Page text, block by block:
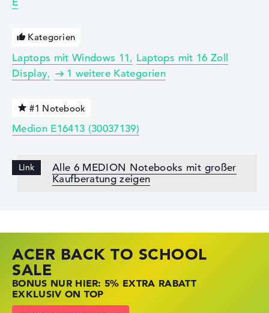
Kategorien
Laptops mit Windows 11
Laptops mit 16 Zoll
Display
1 weitere Kategorien
#1 Notebook
Medion E16413 (30037139)
Alle 6 MEDION Notebooks mit großer
Kaufberatung zeigen
ACER BACK TO SCHOOL
SALE
BONUS NUR HIER: 5% EXTRA RABATT
EXKLUSIV ON TOP
HP STORE SSV DEALS
JETZT ZUGREIFEN: NOTEBOOKS BEI HP
KRÄFTIG REDUZIERT
ZU DEN HP ANGEBOTEN
LENOVO LAPTOP DEALS
NOTEBOOKS BEI LENOVO JETZT
KRÄFTIG REDUZIERT
LENOVO DEALS ZEIGEN